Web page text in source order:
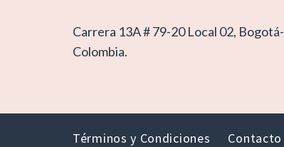
Carrera 13A # 79-20 Local 02, Bogotá-
Colombia.
Términos y Condiciones Contacto